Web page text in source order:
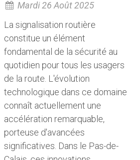
Mardi 26 Août 2025
La signalisation routière
constitue un élément
fondamental de la sécurité au
quotidien pour tous les usagers
de la route. L'évolution
technologique dans ce domaine
connaît actuellement une
accélération remarquable,
porteuse d'avancées
significatives. Dans le Pas-de-